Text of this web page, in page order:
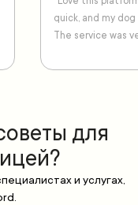
quick, and my
The service was
для
и услугах,